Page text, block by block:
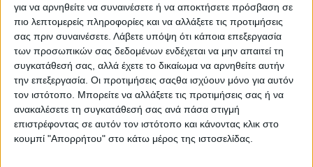
για να αρνηθείτε να συναινέσετε ή να αποκτήσετε πρόσβαση σε
πιο λεπτομερείς πληροφορίες και να αλλάξετε τις προτιμήσεις
σας πριν συναινέσετε. Λάβετε υπόψη ότι κάποια επεξεργασία
των προσωπικών σας δεδομένων ενδέχεται να μην απαιτεί τη
συγκατάθεσή σας, αλλά έχετε το δικαίωμα να αρνηθείτε αυτήν
την επεξεργασία. Οι προτιμήσεις σαςθα ισχύουν μόνο για αυτόν
τον ιστότοπο. Μπορείτε να αλλάξετε τις προτιμήσεις σας ή να
ανακαλέσετε τη συγκατάθεσή σας ανά πάσα στιγμή
επιστρέφοντας σε αυτόν τον ιστότοπο και κάνοντας κλικ στο
κουμπί "Απορρήτου" στο κάτω μέρος της ιστοσελίδας.
IN
ΙΣΤΟΡΊΕΣ
Οι ηλικίες που μας
φόρεσαν